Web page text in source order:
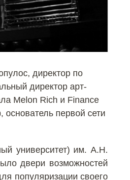
директор по
директор арт-
Melon Rich и Finance
первой сети
университет) им. А.Н.
двери возможностей
популяризации своего